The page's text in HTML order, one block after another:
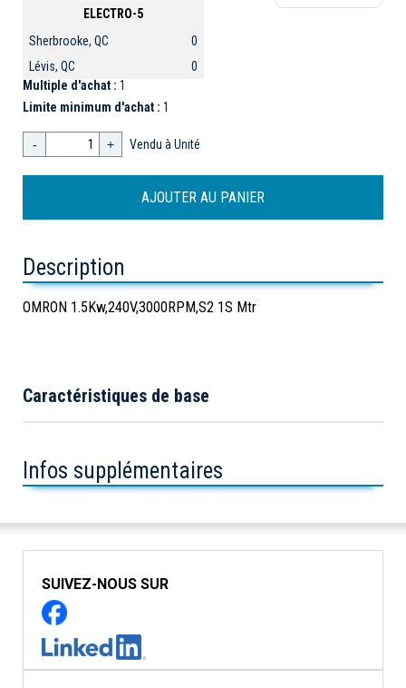
ELECTRO-5
Sherbrooke, QC
0
Lévis, QC
0
Multiple d'achat : 1
Limite minimum d'achat : 1
- + Vendu à Unité
Description
OMRON 1.5Kw,240V,3000RPM,S2 1S Mtr
Caractéristiques de base
Infos supplémentaires
SUIVEZ-NOUS SUR